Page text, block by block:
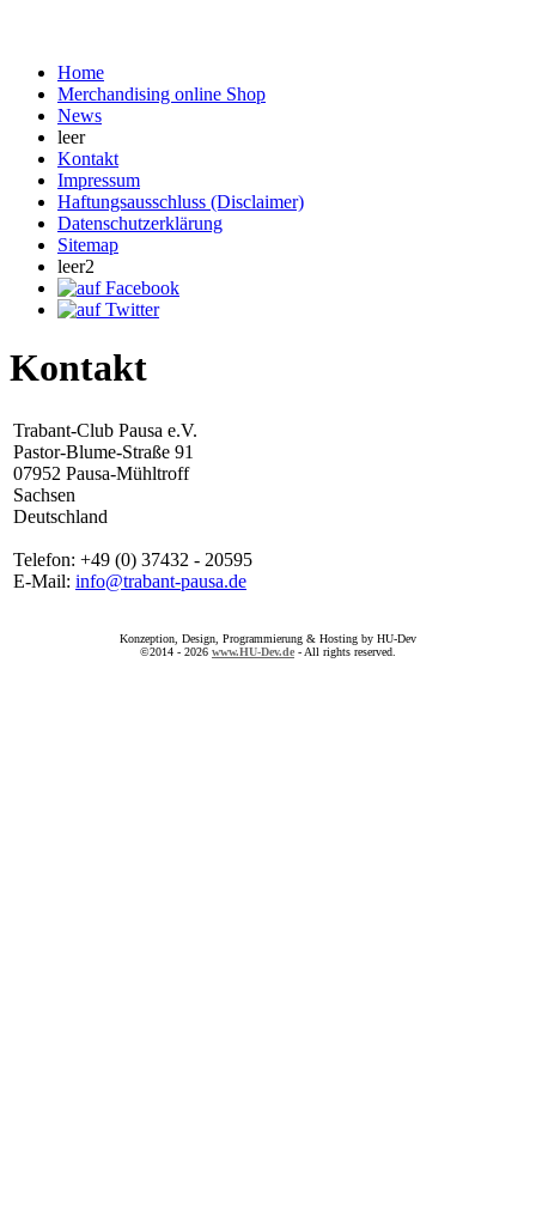
Home
Merchandising online Shop
News
leer
Kontakt
Impressum
Haftungsausschluss (Disclaimer)
Datenschutzerklärung
Sitemap
leer2
Kontakt
Trabant-Club Pausa e.V.
Pastor-Blume-Straße 91
07952 Pausa-Mühltroff
Sachsen
Deutschland
Telefon: +49 (0) 37432 - 20595
E-Mail: info@trabant-pausa.de
Konzeption, Design, Programmierung & Hosting by HU-Dev
©2014 - 2026 www.HU-Dev.de - All rights reserved.